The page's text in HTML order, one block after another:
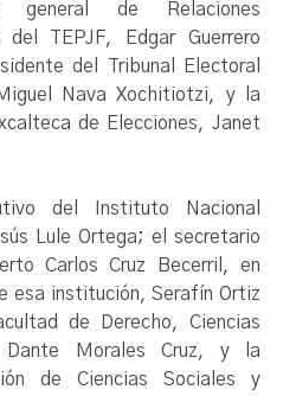
general de Relaciones
del TEPJF, Edgar Guerrero
del Tribunal Electoral
Nava Xochitiotzi, y la
de Elecciones, Janet
del Instituto Nacional
Lule Ortega; el secretario
Carlos Cruz Becerril, en
esa institución, Serafín Ortiz
de Derecho, Ciencias
Dante Morales Cruz, y la
de Ciencias Sociales y